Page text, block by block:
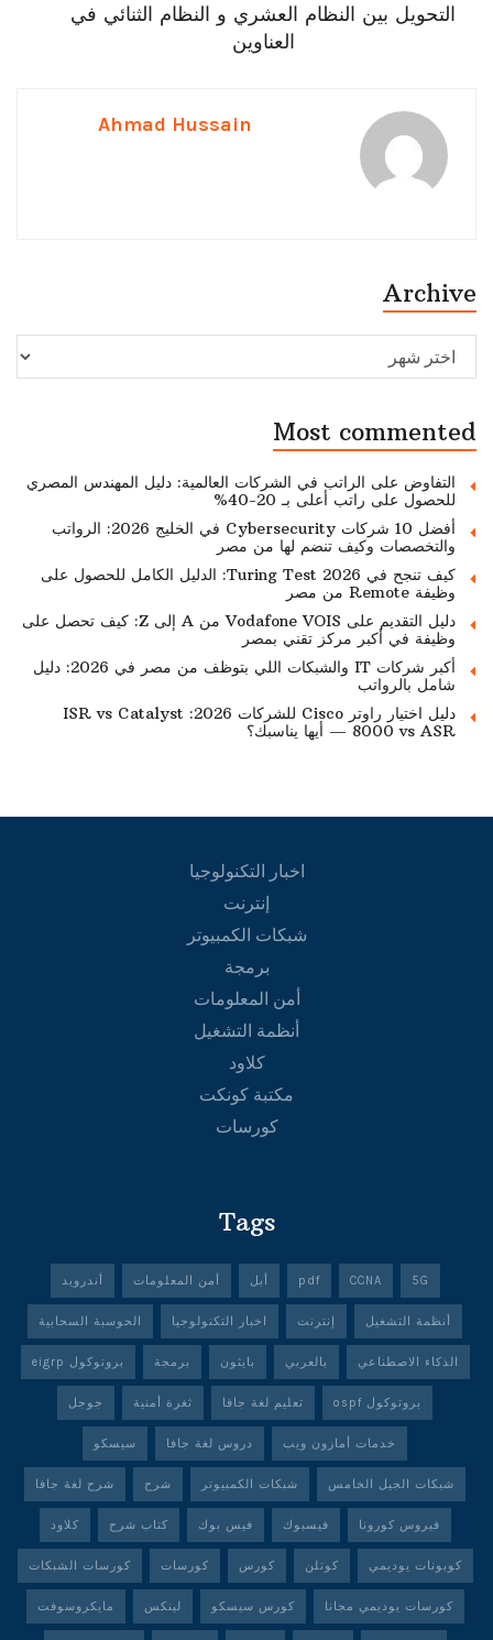
التحويل بين النظام العشري و النظام الثنائي في
العناوين
Ahmad Hussain
Archive
Archive
Most commented
التفاوض على الراتب في الشركات العالمية: دليل المهندس المصري
للحصول على راتب أعلى بـ 20-40%
أفضل 10 شركات Cybersecurity في الخليج 2026: الرواتب
والتخصصات وكيف تنضم لها من مصر
كيف تنجح في Turing Test 2026: الدليل الكامل للحصول على
وظيفة Remote من مصر
دليل التقديم على Vodafone VOIS من A إلى Z: كيف تحصل على
وظيفة في أكبر مركز تقني بمصر
أكبر شركات IT والشبكات اللي بتوظف من مصر في 2026: دليل
شامل بالرواتب
دليل اختيار راوتر Cisco للشركات 2026: ISR vs Catalyst
8000 vs ASR — أيها يناسبك؟
اخبار التكنولوجيا
إنترنت
شبكات الكمبيوتر
برمجة
أمن المعلومات
أنظمة التشغيل
كلاود
مكتبة كونكت
كورسات
Tags
5G
CCNA
pdf أبل أمن المعلومات أندرويد
أنظمة التشغيل إنترنت اخبار التكنولوجيا الحوسبة السحابية
الذكاء الاصطناعي بالعربي بايثون برمجة بروتوكول eigrp
بروتوكول ospf تعليم لغة جافا ثغرة أمنية جوجل
خدمات أمازون ويب دروس لغة جافا سيسكو
شبكات الجيل الخامس شبكات الكمبيوتر شرح شرح لغة جافا
فيروس كورونا فيسبوك فيس بوك كتاب شرح كلاود
كوبونات يوديمي كوتلن كورس كورسات كورسات الشبكات
كورسات يوديمي مجانا كورس سيسكو لينكس مايكروسوفت